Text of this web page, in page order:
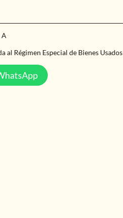
A
al Régimen Especial de Bienes Usados